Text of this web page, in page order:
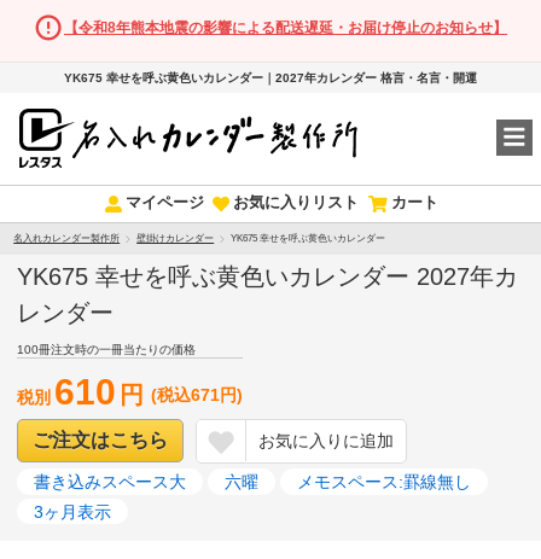
【令和8年熊本地震の影響による配送遅延・お届け停止のお知らせ】
YK675 幸せを呼ぶ黄色いカレンダー｜2027年カレンダー 格言・名言・開運
マイページ お気に入りリスト カート
名入れカレンダー製作所 壁掛けカレンダー YK675 幸せを呼ぶ黄色いカレンダー
YK675 幸せを呼ぶ黄色いカレンダー 2027年カ
レンダー
100冊注文時の一冊当たりの価格
税別 610 円 (税込671円)
ご注文はこちら お気に入りに追加
書き込みスペース大 六曜
メモスペース:罫線無し
3ヶ月表示